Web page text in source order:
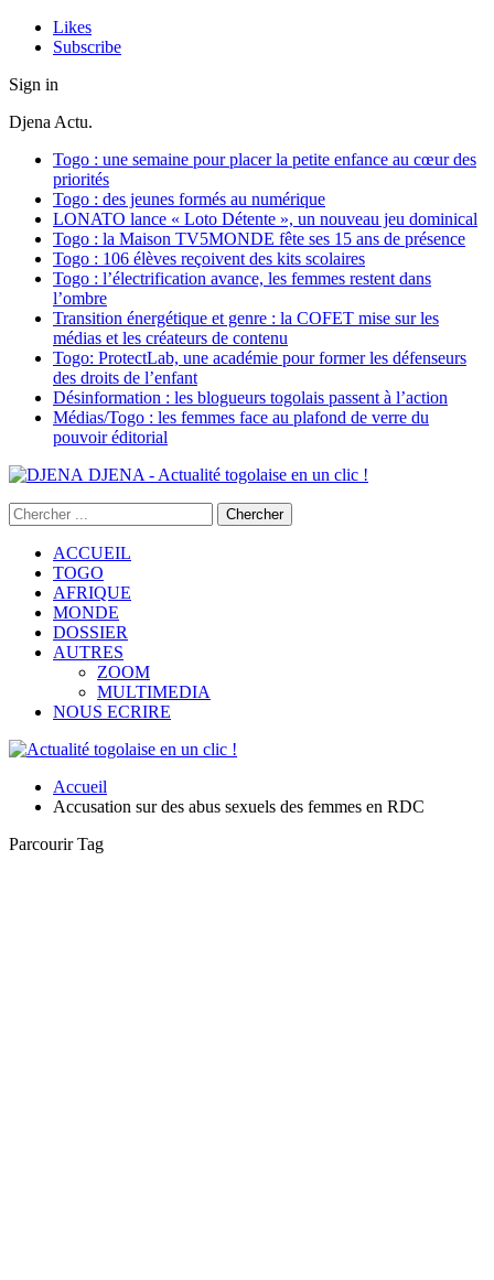
Likes
Subscribe
Sign in
Djena Actu.
Togo : une semaine pour placer la petite enfance au cœur des
priorités
Togo : des jeunes formés au numérique
LONATO lance « Loto Détente », un nouveau jeu dominical
Togo : la Maison TV5MONDE fête ses 15 ans de présence
Togo : 106 élèves reçoivent des kits scolaires
Togo : l’électrification avance, les femmes restent dans
l’ombre
Transition énergétique et genre : la COFET mise sur les
médias et les créateurs de contenu
Togo: ProtectLab, une académie pour former les défenseurs
des droits de l’enfant
Désinformation : les blogueurs togolais passent à l’action
Médias/Togo : les femmes face au plafond de verre du
pouvoir éditorial
DJENA - Actualité togolaise en un clic !
ACCUEIL
TOGO
AFRIQUE
MONDE
DOSSIER
AUTRES
ZOOM
MULTIMEDIA
NOUS ECRIRE
Accueil
Accusation sur des abus sexuels des femmes en RDC
Parcourir Tag